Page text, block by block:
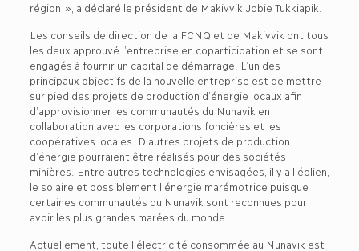
région », a déclaré le président de Makivvik Jobie Tukkiapik.
Les conseils de direction de la FCNQ et de Makivvik ont tous
les deux approuvé l’entreprise en coparticipation et se sont
engagés à fournir un capital de démarrage. L’un des
principaux objectifs de la nouvelle entreprise est de mettre
sur pied des projets de production d’énergie locaux afin
d’approvisionner les communautés du Nunavik en
collaboration avec les corporations foncières et les
coopératives locales. D’autres projets de production
d’énergie pourraient être réalisés pour des sociétés
minières. Entre autres technologies envisagées, il y a l’éolien,
le solaire et possiblement l’énergie marémotrice puisque
certaines communautés du Nunavik sont reconnues pour
avoir les plus grandes marées du monde.
Actuellement, toute l’électricité consommée au Nunavik est